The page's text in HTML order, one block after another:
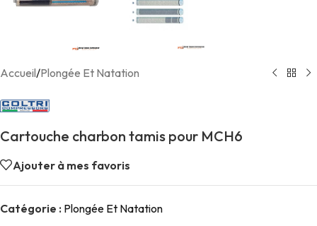
Accueil/Plongée Et Natation
Cartouche charbon tamis pour MCH6
Ajouter à mes favoris
Catégorie : Plongée Et Natation